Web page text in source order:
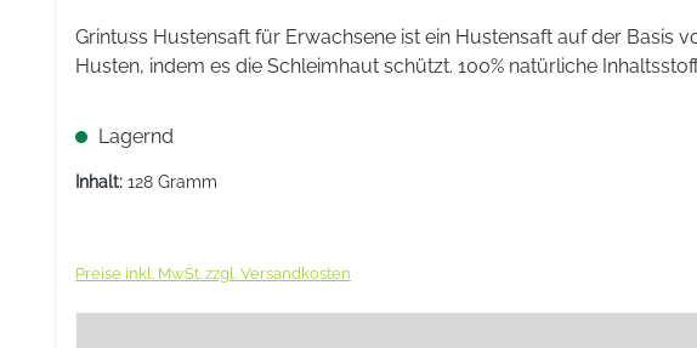
1 Tablette enthält: Die Wirkstoffe sind: Atropa bella-donna D4 30
mg, Lobelia inflata D4 30 mg, Lobaria pulmonaria D4 30 mg,
Stück:
Grintuss Hustensaft für Erwachsene ist ein Hustensaft auf der
Husten, indem es die Schleimhaut schützt. 100% natürliche
Lagernd
Inhalt: 128 Gramm
Preise inkl. MwSt. zzgl. Versandkosten